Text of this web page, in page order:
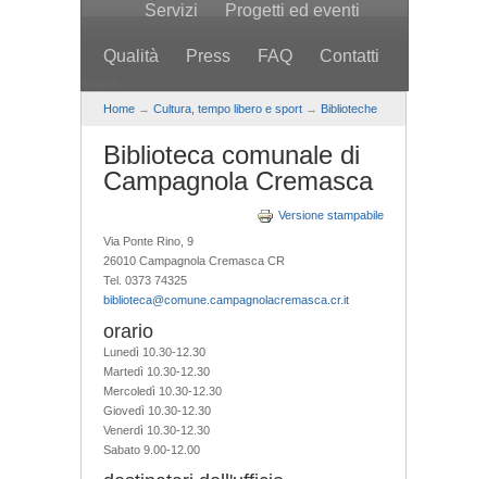
Servizi Progetti ed eventi
Qualità Press FAQ Contatti
Home → Cultura, tempo libero e sport → Biblioteche
Biblioteca comunale di
Campagnola Cremasca
Versione stampabile
Via Ponte Rino, 9
26010 Campagnola Cremasca CR
Tel. 0373 74325
biblioteca@comune.campagnolacremasca.cr.it
orario
Lunedì 10.30-12.30
Martedì 10.30-12.30
Mercoledì 10.30-12.30
Giovedì 10.30-12.30
Venerdì 10.30-12.30
Sabato 9.00-12.00